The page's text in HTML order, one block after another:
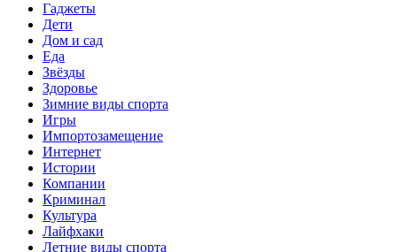
Гаджеты
Дети
Дом и сад
Еда
Звёзды
Здоровье
Зимние виды спорта
Игры
Импортозамещение
Интернет
Истории
Компании
Криминал
Культура
Лайфхаки
Летние виды спорта